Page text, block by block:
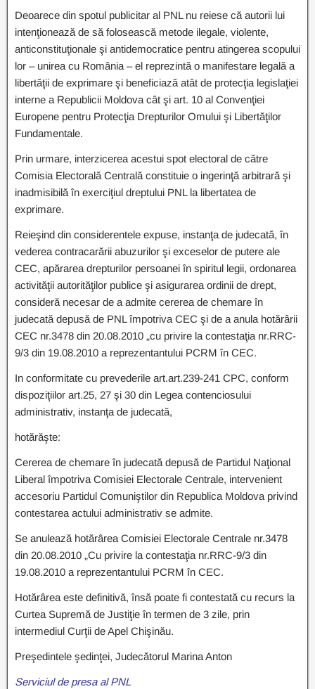
Deoarece din spotul publicitar al PNL nu reiese că autorii lui
intenţionează de să folosească metode ilegale, violente,
anticonstituţionale şi antidemocratice pentru atingerea scopului
lor – unirea cu România – el reprezintă o manifestare legală a
libertăţii de exprimare şi beneficiază atât de protecţia legislaţiei
interne a Republicii Moldova cât şi art. 10 al Convenţiei
Europene pentru Protecţia Drepturilor Omului şi Libertăţilor
Fundamentale.
Prin urmare, interzicerea acestui spot electoral de către
Comisia Electorală Centrală constituie o ingerinţă arbitrară şi
inadmisibilă în exerciţiul dreptului PNL la libertatea de
exprimare.
Reieşind din considerentele expuse, instanţa de judecată, în
vederea contracarării abuzurilor şi exceselor de putere ale
CEC, apărarea drepturilor persoanei în spiritul legii, ordonarea
activităţii autorităţilor publice şi asigurarea ordinii de drept,
consideră necesar de a admite cererea de chemare în
judecată depusă de PNL împotriva CEC şi de a anula hotărârii
CEC nr.3478 din 20.08.2010 „cu privire la contestaţia nr.RRC-
9/3 din 19.08.2010 a reprezentantului PCRM în CEC.
In conformitate cu prevederile art.art.239-241 CPC, conform
dispoziţiilor art.25, 27 şi 30 din Legea contenciosului
administrativ, instanţa de judecată,
hotărăşte:
Cererea de chemare în judecată depusă de Partidul Naţional
Liberal împotriva Comisiei Electorale Centrale, intervenient
accesoriu Partidul Comuniştilor din Republica Moldova privind
contestarea actului administrativ se admite.
Se anulează hotărârea Comisiei Electorale Centrale nr.3478
din 20.08.2010 „Cu privire la contestaţia nr.RRC-9/3 din
19.08.2010 a reprezentantului PCRM în CEC.
Hotărârea este definitivă, însă poate fi contestată cu recurs la
Curtea Supremă de Justiţie în termen de 3 zile, prin
intermediul Curţii de Apel Chişinău.
Preşedintele şedinţei, Judecătorul Marina Anton
Serviciul de presa al PNL